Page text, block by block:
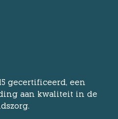
gecertificeerd, een
aan kwaliteit in de